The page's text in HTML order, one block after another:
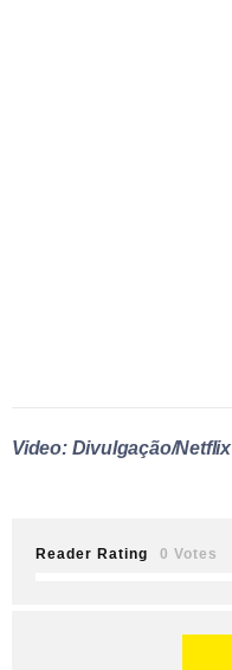
Video: Divulgação/Netflix
Reader Rating 0 Votes